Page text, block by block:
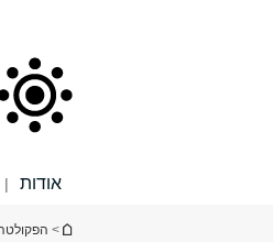
אודות |
הינך נמצא
>